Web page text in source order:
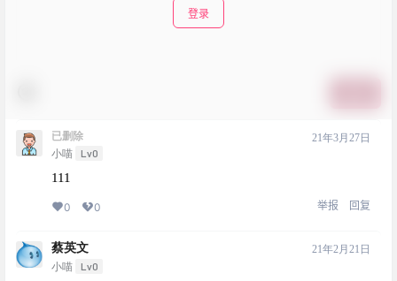
登录
已删除
小喵
Lv0
21年3月27日
111
0 0 举报 回复
蔡英文
小喵 Lv0
21年2月21日